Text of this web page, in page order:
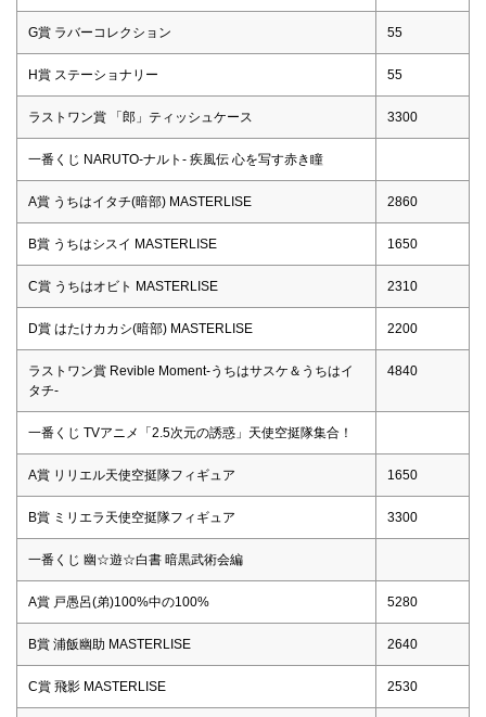
G賞 ラバーコレクション 55
H賞 ステーショナリー 55
ラストワン賞 「郎」ティッシュケース 3300
一番くじ NARUTO-ナルト- 疾風伝 心を写す赤き瞳
A賞 うちはイタチ(暗部) MASTERLISE 2860
B賞 うちはシスイ MASTERLISE 1650
C賞 うちはオビト MASTERLISE 2310
D賞 はたけカカシ(暗部) MASTERLISE 2200
ラストワン賞 Revible Moment-うちはサスケ＆うちはイ
タチ-
4840
一番くじ TVアニメ「2.5次元の誘惑」天使空挺隊集合！
A賞 リリエル天使空挺隊フィギュア 1650
B賞 ミリエラ天使空挺隊フィギュア 3300
一番くじ 幽☆遊☆白書 暗黒武術会編
A賞 戸愚呂(弟)100%中の100% 5280
B賞 浦飯幽助 MASTERLISE 2640
C賞 飛影 MASTERLISE 2530